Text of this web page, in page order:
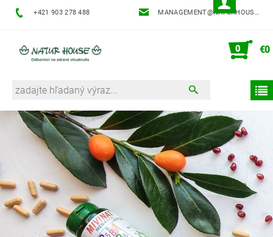
+421 903 278 488 MANAGEMENT@NATURHOUSE.SK
0 €0